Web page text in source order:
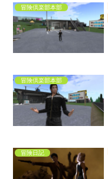
冒険倶楽部本部
冒険倶楽部本部
冒険日記